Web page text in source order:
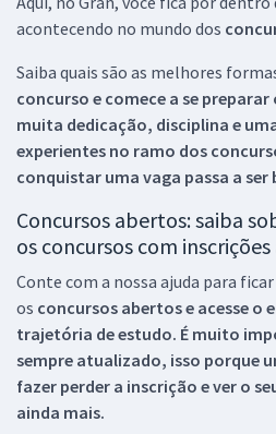
acontecendo no mundo dos
Saiba quais são as melhores
concurso e comece a se
muita dedicação, disciplina e
experientes no ramo dos
conquistar uma vaga passa a ser
Concursos abertos: saiba
os concursos com
Conte com a nossa ajuda para
os concursos abertos e acesse o
trajetória de estudo. É muito
sempre atualizado, isso porque
fazer perder a inscrição e ver o
ainda mais.